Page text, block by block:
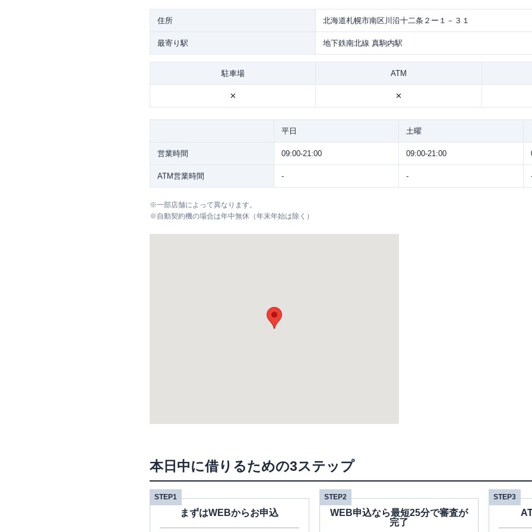
住所 北海道札幌市南区川沿十二条２ー１－３１
最寄り駅 地下鉄南北線 真駒内駅
駐車場 ATM
✕ ✕
平日 土曜
営業時間 09:00-21:00 09:00-21:00
ATM営業時間 - -
※一部店舗によって異なります。
※自動契約機の場合は年中無休（年末年始は除く）
本日中に借りるための3ステップ
STEP1
まずはWEBからお申込
STEP2
WEB申込なら最短25分で審査が
完了
STEP3